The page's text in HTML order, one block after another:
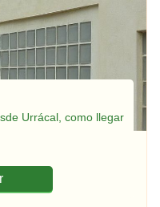
Urrácal, como llegar